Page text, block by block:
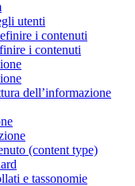
utenti
i contenuti
i contenuti
dell’informazione
(content type)
e tassonomie